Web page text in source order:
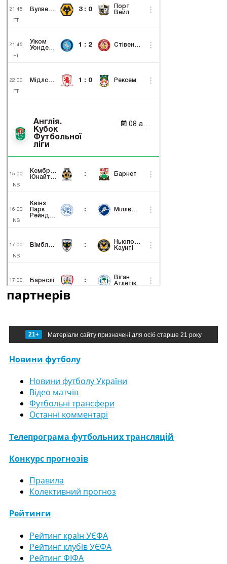
партнерів
21+ Матеріали сайту призначені для осіб старше 21 року
Новини футболу
Новини футболу України
Відео матчів
Футбольні трансфери
Останні комментарі
Телепрограма футбольних трансляцій
Конкурс прогнозів
Правила
Колективний прогноз
Рейтинги
Рейтинг країн УЄФА
Рейтинг клубів УЄФА
Рейтинг ФІФА